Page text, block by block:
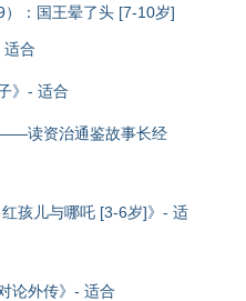
：国王晕了头 [7-10岁]
合
》- 适合
读资治通鉴故事长经
孩儿与哪吒 [3-6岁]》- 适
论外传》- 适合